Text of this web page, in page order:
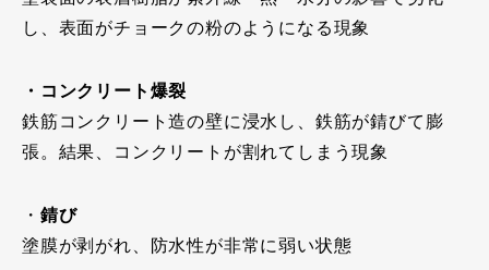
し、表面がチョークの粉のようになる現象
・コンクリート爆裂
鉄筋コンクリート造の壁に浸水し、鉄筋が錆びて膨
張。結果、コンクリートが割れてしまう現象
・ 錆び
塗膜が剥がれ、防水性が非常に弱い状態